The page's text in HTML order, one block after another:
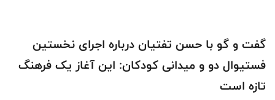
گفت و گو با حسن تفتیان درباره اجرای نخستین
فستیوال دو و میدانی کودکان: این آغاز یک فرهنگ
تازه است